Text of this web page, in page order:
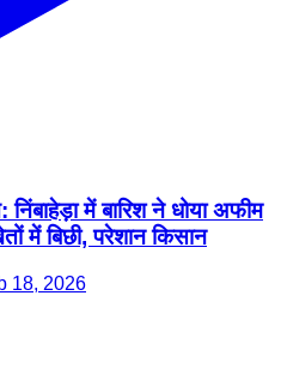
में बारिश ने धोया अफीम
में बिछी, परेशान किसान
18, 2026